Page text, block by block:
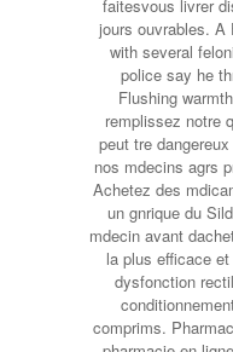
faitesvous livrer
jours ouvrables. A
with several
police say he
Flushing
remplissez notre
peut tre
nos mdecins agrs
Achetez des
un gnrique du
mdecin avant
la plus efficace
dysfonction
comprims.